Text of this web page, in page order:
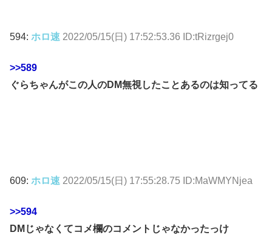
594: ホロ速 2022/05/15(日) 17:52:53.36 ID:tRizrgej0
>>589
ぐらちゃんがこの人のDM無視したことあるのは知ってる
609: ホロ速 2022/05/15(日) 17:55:28.75 ID:MaWMYNjea
>>594
DMじゃなくてコメ欄のコメントじゃなかったっけ